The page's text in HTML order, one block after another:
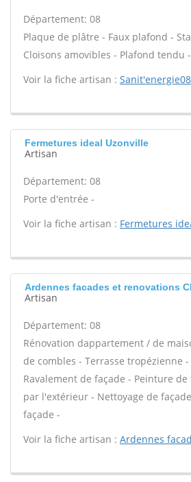
Département: 08
Plaque de plâtre - Faux plafond -
Cloisons amovibles - Plafond tendu -
Voir la fiche artisan : Sanit'energie08
Fermetures ideal Uzonville
Artisan
Département: 08
Porte d'entrée -
Voir la fiche artisan : Fermetures
Ardennes facades et renovations
Artisan
Département: 08
Rénovation dappartement / de
de combles - Terrasse tropézienne
Ravalement de façade - Peinture
par l'extérieur - Nettoyage de
façade -
Voir la fiche artisan : Ardennes